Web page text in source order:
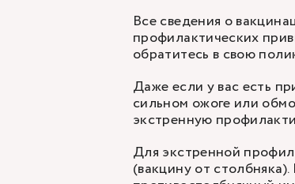
Все сведения о
профилактических
обратитесь в свою
Даже если у вас есть
сильном ожоге или
экстренную
Для экстренной
(вакцину от столбняка).